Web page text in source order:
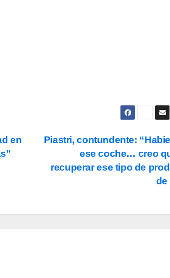
Piastri, contundente:
ese coche… creo
recuperar ese tipo de
de
en